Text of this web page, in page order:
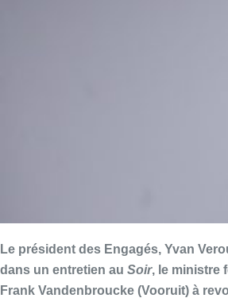
Le président des Engagés, Yvan
dans un entretien au Soir, le ministre
Frank Vandenbroucke (Vooruit) à